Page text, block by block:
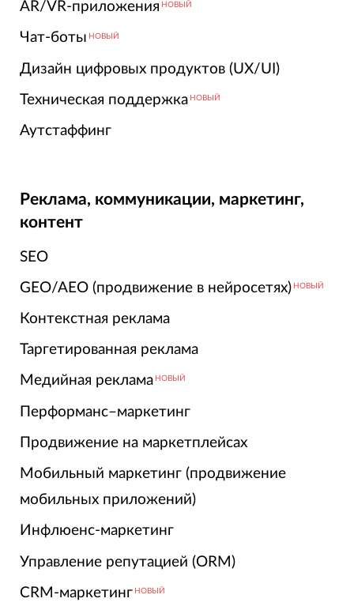
AR/VR-приложения НОВЫЙ
Чат-боты НОВЫЙ
Дизайн цифровых продуктов (UX/UI)
Техническая поддержка НОВЫЙ
Аутстаффинг
Реклама, коммуникации, маркетинг,
контент
SEO
GEO/AEO (продвижение в нейросетях) НОВЫЙ
Контекстная реклама
Таргетированная реклама
Медийная реклама НОВЫЙ
Перформанс–маркетинг
Продвижение на маркетплейсах
Мобильный маркетинг (продвижение
мобильных приложений)
Инфлюенс-маркетинг
Управление репутацией (ORM)
CRM-маркетинг НОВЫЙ